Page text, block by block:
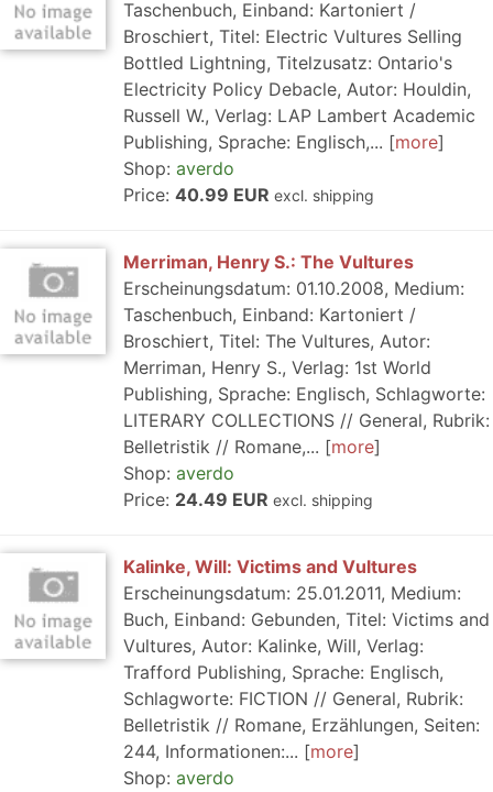
Taschenbuch, Einband: Kartoniert /
Broschiert, Titel: Electric Vultures Selling
Bottled Lightning, Titelzusatz: Ontario's
Electricity Policy Debacle, Autor: Houldin,
Russell W., Verlag: LAP Lambert Academic
Publishing, Sprache: Englisch,...
more
Shop: averdo
Price: 40.99 EUR excl. shipping
Merriman, Henry S.: The Vultures
Erscheinungsdatum: 01.10.2008, Medium:
Taschenbuch, Einband: Kartoniert /
Broschiert, Titel: The Vultures, Autor:
Merriman, Henry S., Verlag: 1st World
Publishing, Sprache: Englisch, Schlagworte:
LITERARY COLLECTIONS // General, Rubrik:
Belletristik // Romane,...
more
Shop: averdo
Price: 24.49 EUR excl. shipping
Kalinke, Will: Victims and Vultures
Erscheinungsdatum: 25.01.2011, Medium:
Buch, Einband: Gebunden, Titel: Victims and
Vultures, Autor: Kalinke, Will, Verlag:
Trafford Publishing, Sprache: Englisch,
Schlagworte: FICTION // General, Rubrik:
Belletristik // Romane, Erzählungen, Seiten:
244, Informationen:...
more
Shop: averdo